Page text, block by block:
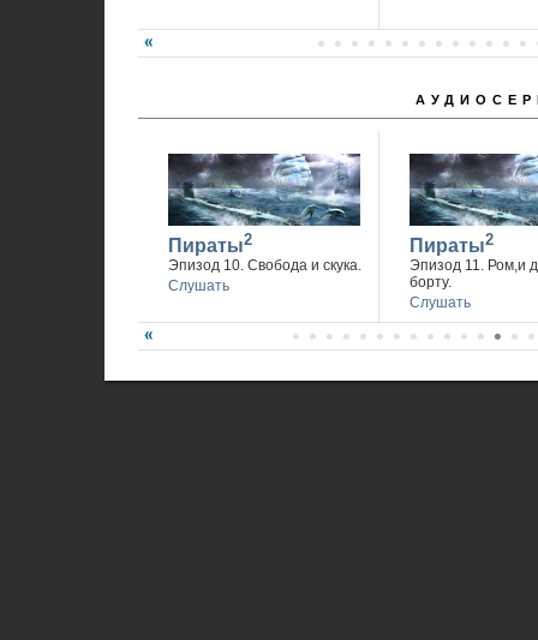
Пираты2
Эпизод 10. Свобода и скука.
Слушать
Пираты2
Эпизод 11. Ром,и
борту.
Слушать